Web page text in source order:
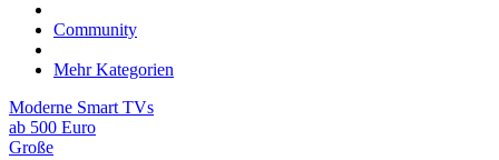
Community
Mehr Kategorien
Moderne Smart TVs
ab 500 Euro
Große